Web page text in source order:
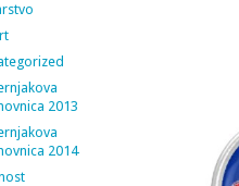
2013
2014